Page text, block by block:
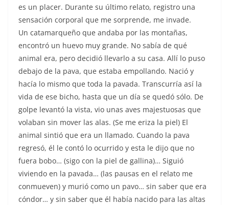
es un placer. Durante su último relato, registro una
sensación corporal que me sorprende, me invade.
Un catamarqueño que andaba por las montañas,
encontró un huevo muy grande. No sabía de qué
animal era, pero decidió llevarlo a su casa. Allí lo puso
debajo de la pava, que estaba empollando. Nació y
hacía lo mismo que toda la pavada. Transcurría así la
vida de ese bicho, hasta que un día se quedó sólo. De
golpe levantó la vista, vio unas aves majestuosas que
volaban sin mover las alas. (Se me eriza la piel) El
animal sintió que era un llamado. Cuando la pava
regresó, él le contó lo ocurrido y esta le dijo que no
fuera bobo… (sigo con la piel de gallina)… Siguió
viviendo en la pavada… (las pausas en el relato me
conmueven) y murió como un pavo… sin saber que era
cóndor… y sin saber que él había nacido para las altas